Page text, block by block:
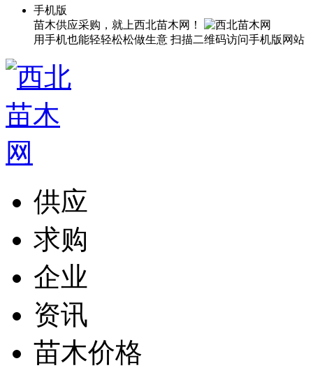
手机版
苗木供应采购，就上西北苗木网！
用手机也能轻轻松松做生意 扫描二维码访问手机版网站
供应
求购
企业
资讯
苗木价格